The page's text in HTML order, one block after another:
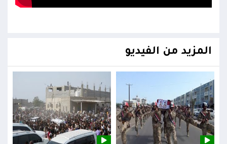
المزيد من الفيديو